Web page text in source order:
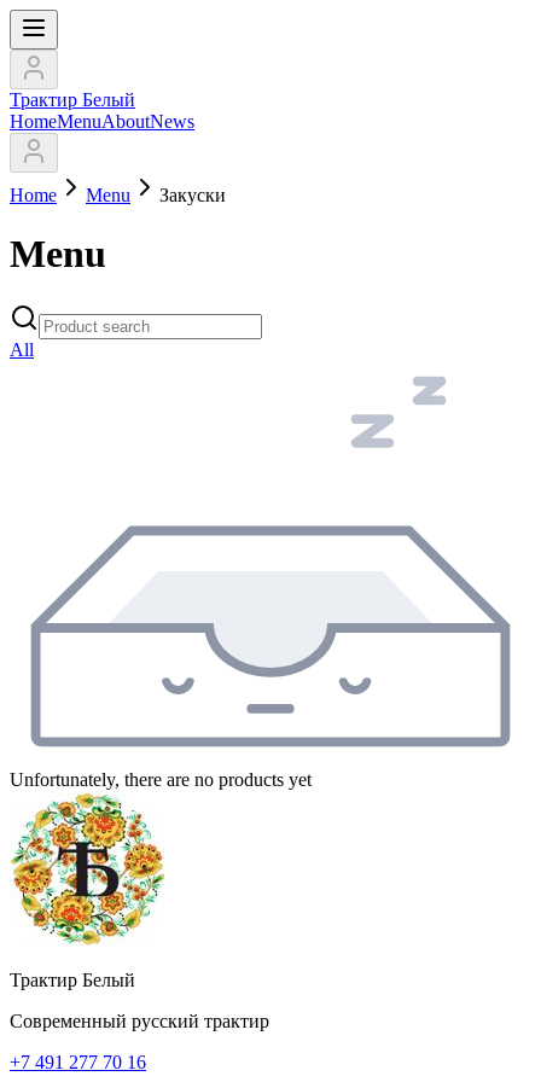
Трактир Белый
HomeMenuAboutNews
Home Menu Закуски
Menu
All
Unfortunately, there are no products yet
Трактир Белый
Современный русский трактир
+7 491 277 70 16